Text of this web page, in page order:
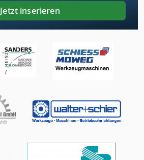
Jetzt inserieren